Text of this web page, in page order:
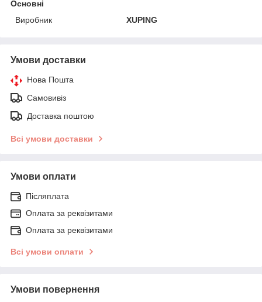
Основні
Виробник
XUPING
Умови доставки
Нова Пошта
Самовивіз
Доставка поштою
Всі умови доставки
Умови оплати
Післяплата
Оплата за реквізитами
Оплата за реквізитами
Всі умови оплати
Умови повернення